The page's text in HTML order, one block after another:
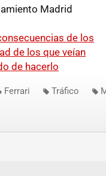
Madrid
de los
de los que veían
de hacerlo
Ferrari Tráfico